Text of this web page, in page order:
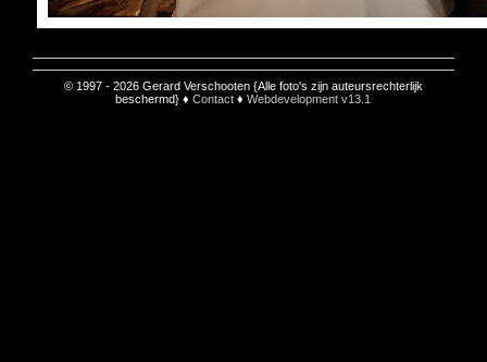
© 1997 - 2026 Gerard Verschooten {Alle foto's zijn auteursrechterlijk
beschermd} ♦Contact ♦Webdevelopment v13.1